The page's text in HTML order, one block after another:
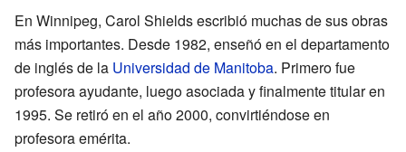
En Winnipeg, Carol Shields escribió muchas de sus obras
más importantes. Desde 1982, enseñó en el departamento
de inglés de la Universidad de Manitoba. Primero fue
profesora ayudante, luego asociada y finalmente titular en
1995. Se retiró en el año 2000, convirtiéndose en
profesora emérita.